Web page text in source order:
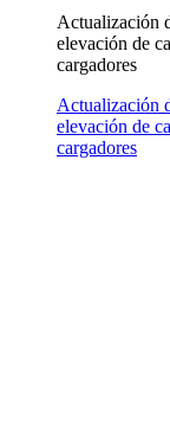
Actualización
elevación de
cargadores
Actualización
elevación de
cargadores